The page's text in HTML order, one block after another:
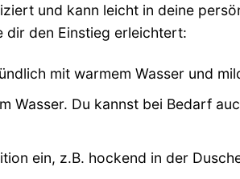
und kann leicht in deine
den Einstieg erleichtert:
mit warmem Wasser und
Wasser. Du kannst bei Bedarf
ein, z.B. hockend in der